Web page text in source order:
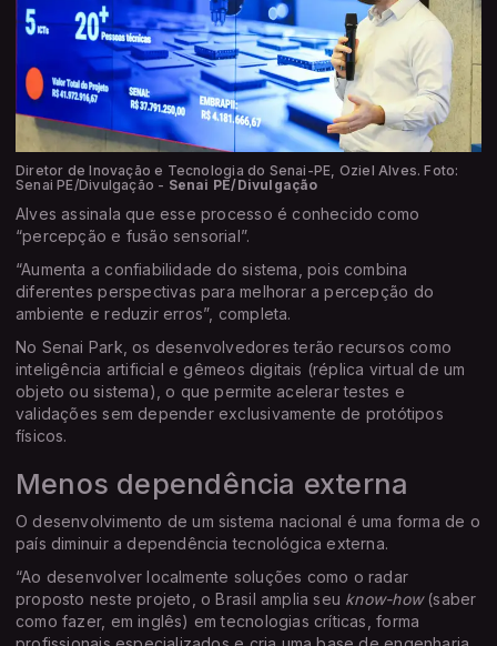
Diretor de Inovação e Tecnologia do Senai-PE, Oziel Alves. Foto:
Senai PE/Divulgação - Senai PE/Divulgação
Alves assinala que esse processo é conhecido como
“percepção e fusão sensorial”.
“Aumenta a confiabilidade do sistema, pois combina
diferentes perspectivas para melhorar a percepção do
ambiente e reduzir erros”, completa.
No Senai Park, os desenvolvedores terão recursos como
inteligência artificial e gêmeos digitais (réplica virtual de um
objeto ou sistema), o que permite acelerar testes e
validações sem depender exclusivamente de protótipos
físicos.
Menos dependência externa
O desenvolvimento de um sistema nacional é uma forma de o
país diminuir a dependência tecnológica externa.
“Ao desenvolver localmente soluções como o radar
proposto neste projeto, o Brasil amplia seu know-how(saber
como fazer, em inglês) em tecnologias críticas, forma